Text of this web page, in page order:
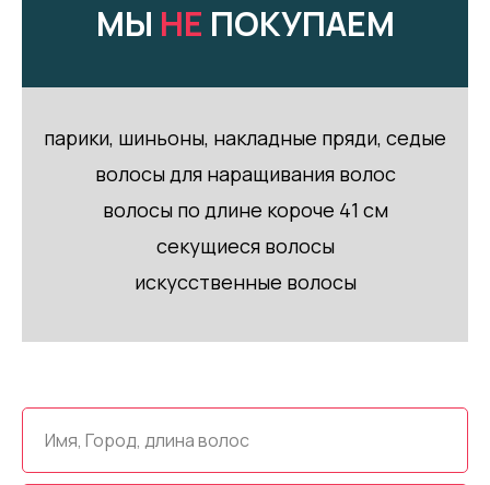
МЫ НЕ ПОКУПАЕМ
парики, шиньоны, накладные пряди, седые
волосы для наращивания волос
волосы по длине короче 41 см
секущиеся волосы
искусственные волосы